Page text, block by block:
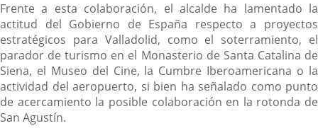
Frente a esta colaboración, el alcalde ha lamentado la
actitud del Gobierno de España respecto a proyectos
estratégicos para Valladolid, como el soterramiento, el
parador de turismo en el Monasterio de Santa Catalina de
Siena, el Museo del Cine, la Cumbre Iberoamericana o la
actividad del aeropuerto, si bien ha señalado como punto
de acercamiento la posible colaboración en la rotonda de
San Agustín.